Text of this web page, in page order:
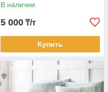
В наличии
5 000 ₸/т
Купить